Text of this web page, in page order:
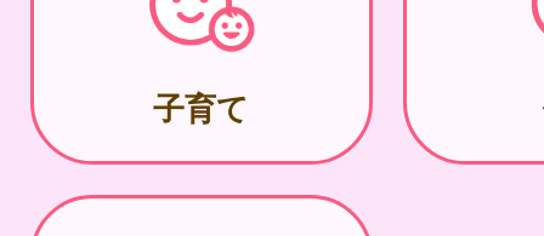
子育て